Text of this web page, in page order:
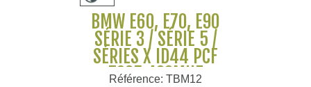
BMW E60, E70, E90
SÉRIE 3 / SÉRIE 5 /
SÉRIES X ID44 PCF
7935 433MHZ
Référence: TBM12